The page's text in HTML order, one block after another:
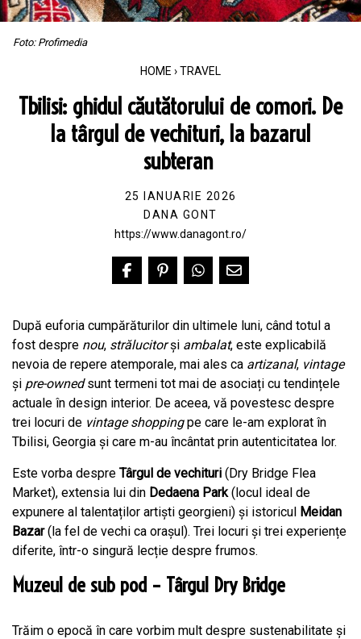
Foto: Profimedia
HOME ›TRAVEL
Tbilisi: ghidul căutătorului de comori. De
la târgul de vechituri, la bazarul
subteran
25 IANUARIE 2026
DANA GONT
https://www.danagont.ro/
După euforia cumpărăturilor din ultimele luni, când totul a
fost despre nou, strălucitorși ambalat, este explicabilă
nevoia de repere atemporale, mai ales ca artizanal, vintage
și pre-ownedsunt termeni tot mai de asociați cu tendințele
actuale în design interior. De aceea, vă povestesc despre
trei locuri de vintage shoppingpe care le-am explorat în
Tbilisi, Georgia și care m-au încântat prin autenticitatea lor.
Este vorba despre Târgul de vechituri (Dry Bridge Flea
Market), extensia lui din Dedaena Park(locul ideal de
expunere al talentaților artiști georgieni) și istoricul Meidan
Bazar(la fel de vechi ca orașul). Trei locuri și trei experiențe
diferite, într-o singură lecție despre frumos.
Muzeul de sub pod – Târgul Dry Bridge
Trăim o epocă în care vorbim mult despre sustenabilitate și